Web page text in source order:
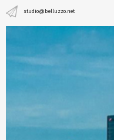
studio@belluzzo.net